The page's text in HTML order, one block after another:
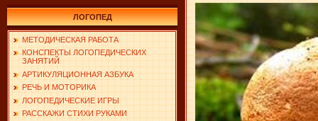
ЛОГОПЕД
МЕТОДИЧЕСКАЯ РАБОТА
КОНСПЕКТЫ ЛОГОПЕДИЧЕСКИХ
ЗАНЯТИЙ
АРТИКУЛЯЦИОННАЯ АЗБУКА
РЕЧЬ И МОТОРИКА
ЛОГОПЕДИЧЕСКИЕ ИГРЫ
РАССКАЖИ СТИХИ РУКАМИ